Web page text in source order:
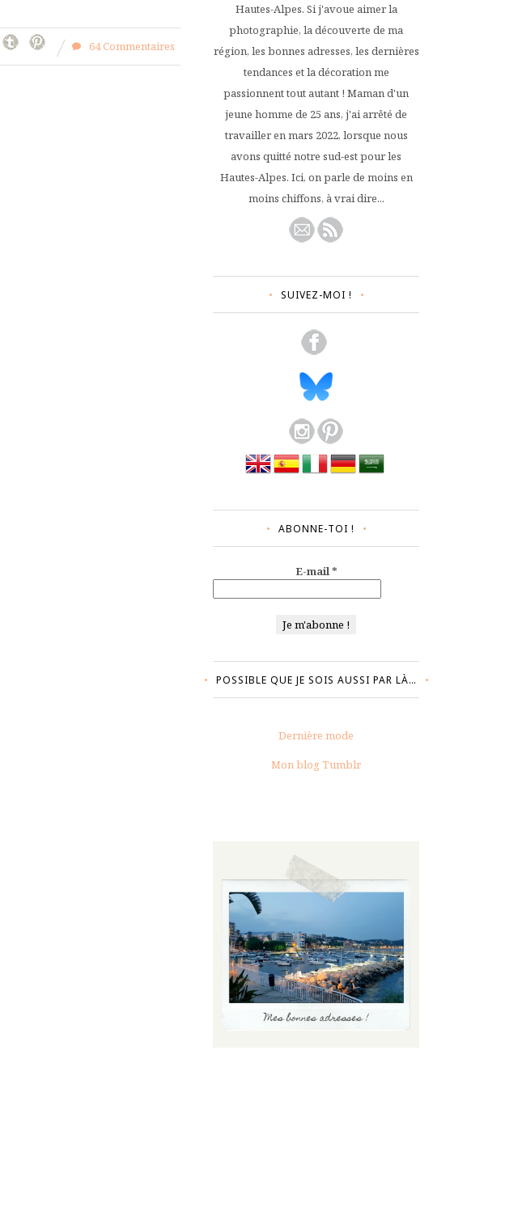
64 Commentaires
Hautes-Alpes. Si j'avoue aimer la
photographie, la découverte de ma
région, les bonnes adresses, les dernières
tendances et la décoration me
passionnent tout autant ! Maman d'un
jeune homme de 25 ans, j'ai arrêté de
travailler en mars 2022, lorsque nous
avons quitté notre sud-est pour les
Hautes-Alpes. Ici, on parle de moins en
moins chiffons, à vrai dire...
SUIVEZ-MOI !
ABONNE-TOI !
E-mail*
POSSIBLE QUE JE SOIS AUSSI PAR LÀ…
Dernière mode
Mon blog Tumblr